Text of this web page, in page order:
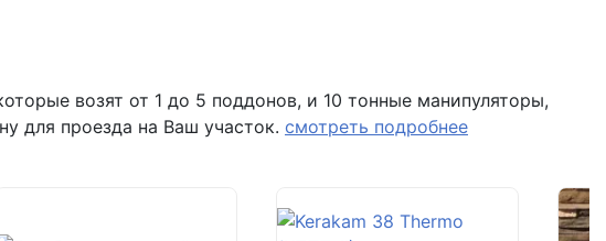
дом 199, помещение Н8 (вывеска "Мир кирпича")
22
Посейдон
фактурный
возят от 1 до 5 поддонов, и 10 тонные манипуляторы,
для проезда на Ваш участок. смотреть подробнее